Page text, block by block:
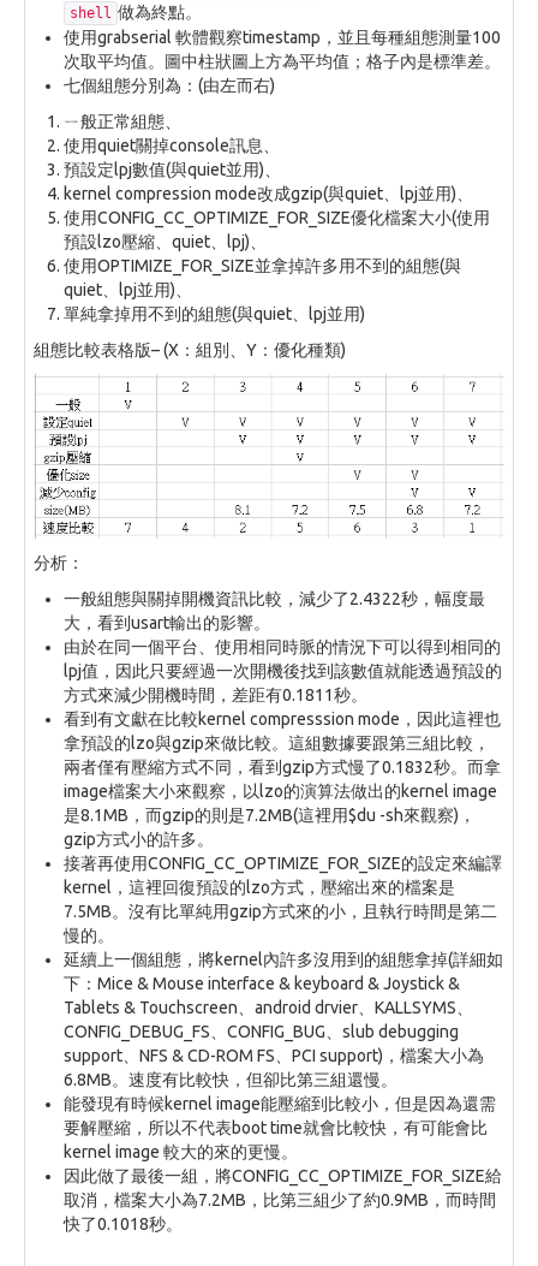
shell 做為終點。
使用grabserial 軟體觀察timestamp，並且每種組態測量100
次取平均值。圖中柱狀圖上方為平均值；格子內是標準差。
七個組態分別為：(由左而右)
ㄧ般正常組態、
使用quiet關掉console訊息、
預設定lpj數值(與quiet並用)、
kernel compression mode改成gzip(與quiet、lpj並用)、
使用CONFIG_CC_OPTIMIZE_FOR_SIZE優化檔案大小(使用
預設lzo壓縮、quiet、lpj)、
使用OPTIMIZE_FOR_SIZE並拿掉許多用不到的組態(與
quiet、lpj並用)、
單純拿掉用不到的組態(與quiet、lpj並用)
組態比較表格版– (X：組別、Y：優化種類)
分析：
一般組態與關掉開機資訊比較，減少了2.4322秒，幅度最
大，看到usart輸出的影響。
由於在同一個平台、使用相同時脈的情況下可以得到相同的
lpj值，因此只要經過一次開機後找到該數值就能透過預設的
方式來減少開機時間，差距有0.1811秒。
看到有文獻在比較kernel compresssion mode，因此這裡也
拿預設的lzo與gzip來做比較。這組數據要跟第三組比較，
兩者僅有壓縮方式不同，看到gzip方式慢了0.1832秒。而拿
image檔案大小來觀察，以lzo的演算法做出的kernel image
是8.1MB，而gzip的則是7.2MB(這裡用$du -sh來觀察)，
gzip方式小的許多。
接著再使用CONFIG_CC_OPTIMIZE_FOR_SIZE的設定來編譯
kernel，這裡回復預設的lzo方式，壓縮出來的檔案是
7.5MB。沒有比單純用gzip方式來的小，且執行時間是第二
慢的。
延續上一個組態，將kernel內許多沒用到的組態拿掉(詳細如
下：Mice & Mouse interface & keyboard & Joystick &
Tablets & Touchscreen、android drvier、KALLSYMS、
CONFIG_DEBUG_FS、CONFIG_BUG、slub debugging
support、NFS & CD-ROM FS、PCI support)，檔案大小為
6.8MB。速度有比較快，但卻比第三組還慢。
能發現有時候kernel image能壓縮到比較小，但是因為還需
要解壓縮，所以不代表boot time就會比較快，有可能會比
kernel image 較大的來的更慢。
因此做了最後一組，將CONFIG_CC_OPTIMIZE_FOR_SIZE給
取消，檔案大小為7.2MB，比第三組少了約0.9MB，而時間
快了0.1018秒。